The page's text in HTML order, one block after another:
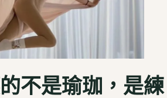
不是瑜珈，是練